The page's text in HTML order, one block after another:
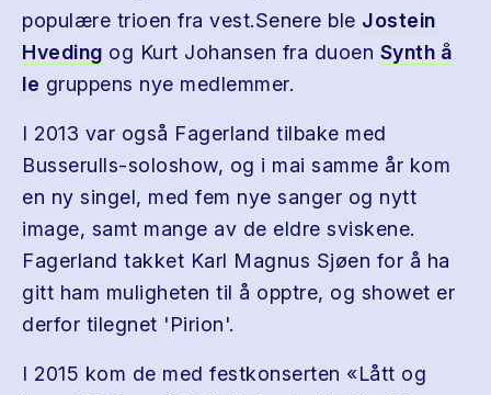
populære trioen fra vest.Senere ble Jostein
Hveding og Kurt Johansen fra duoen Synth å
le gruppens nye medlemmer.
I 2013 var også Fagerland tilbake med
Busserulls-soloshow, og i mai samme år kom
en ny singel, med fem nye sanger og nytt
image, samt mange av de eldre sviskene.
Fagerland takket Karl Magnus Sjøen for å ha
gitt ham muligheten til å opptre, og showet er
derfor tilegnet 'Pirion'.
I 2015 kom de med festkonserten «Lått og